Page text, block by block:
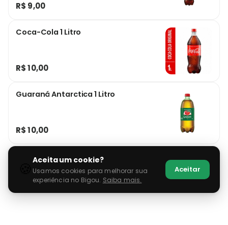
R$ 9,00
Coca-Cola 1 Litro
R$ 10,00
Guaraná Antarctica 1 Litro
R$ 10,00
🍪Aceita um cookie?
Usamos cookies para melhorar sua
experiência no Bigou. Saiba mais.
Aceitar